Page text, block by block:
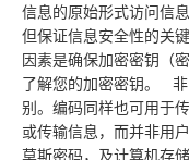
信息的原始形式访问信
但保证信息安全性的关
因素是确保加密密钥（
了解您的加密密钥。
别。编码同样也可用于
或传输信息，而并非用